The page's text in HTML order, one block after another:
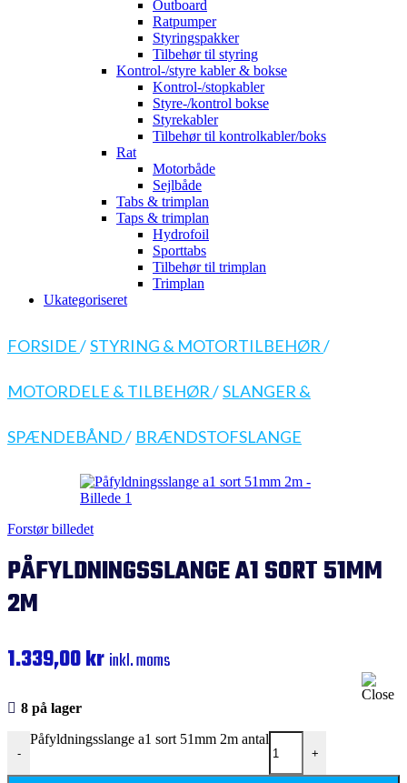
Outboard
Ratpumper
Styringspakker
Tilbehør til styring
Kontrol-/styre kabler & bokse
Kontrol-/stopkabler
Styre-/kontrol bokse
Styrekabler
Tilbehør til kontrolkabler/boks
Rat
Motorbåde
Sejlbåde
Tabs & trimplan
Taps & trimplan
Hydrofoil
Sporttabs
Tilbehør til trimplan
Trimplan
Ukategoriseret
FORSIDE/STYRING & MOTORTILBEHØR/
MOTORDELE & TILBEHØR/SLANGER &
SPÆNDEBÅND/ BRÆNDSTOFSLANGE
Forstør billedet
PÅFYLDNINGSSLANGE A1 SORT 51MM
2M
1.339,00kr inkl. moms
8 på lager
-
Påfyldningsslange a1 sort 51mm 2m antal
+